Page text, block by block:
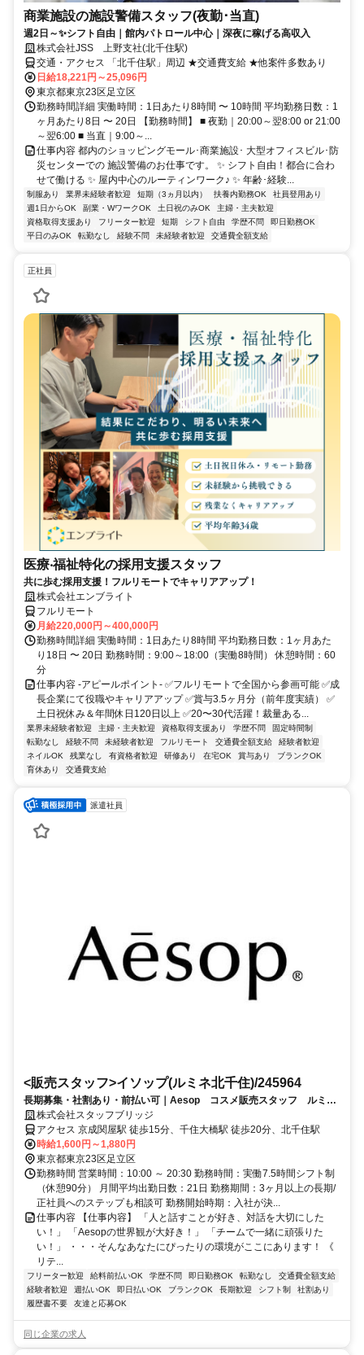
商業施設の施設警備スタッフ(夜勤･当直)
週2日～✨シフト自由｜館内パトロール中心｜深夜に稼げる高収入
株式会社JSS 上野支社(北千住駅)
交通・アクセス 「北千住駅」周辺 ★交通費支給 ★他案件多数あり
日給18,221円～25,096円
東京都東京23区足立区
勤務時間詳細 実働時間：1日あたり8時間 〜 10時間 平均勤務日数：1
ヶ月あたり8日 〜 20日 【勤務時間】 ■ 夜勤｜20:00～翌8:00 or 21:00
～翌6:00 ■ 当直｜9:00～...
仕事内容 都内のショッピングモール･商業施設･ 大型オフィスビル･防
災センターでの 施設警備のお仕事です。 ✨ シフト自由！都合に合わ
せて働ける ✨ 屋内中心のルーティンワーク♪ ✨ 年齢･経験...
制服あり 業界未経験者歓迎 短期（3ヵ月以内） 扶養内勤務OK
社員登用あり
週1日からOK
副業・WワークOK 土日祝のみOK
主婦・主夫歓迎
資格取得支援あり
フリーター歓迎 短期 シフト自由 学歴不問
即日勤務OK
平日のみOK
転勤なし 経験不問 未経験者歓迎 交通費全額支給
正社員
医療‧福祉特化の採用支援スタッフ
共に歩む採用支援！フルリモートでキャリアアップ！
株式会社エンブライト
フルリモート
月給220,000円～400,000円
勤務時間詳細 実働時間：1日あたり8時間 平均勤務日数：1ヶ月あた
り18日 〜 20日 勤務時間：9:00～18:00（実働8時間） 休憩時間：60
分
仕事内容 -アピールポイント- ✅フルリモートで全国から参画可能 ✅成
長企業にて役職やキャリアアップ ✅賞与3.5ヶ月分（前年度実績） ✅
土日祝休み＆年間休日120日以上 ✅20〜30代活躍！裁量ある...
業界未経験者歓迎 主婦・主夫歓迎 資格取得支援あり 学歴不問
固定時間制
転勤なし
経験不問 未経験者歓迎 フルリモート 交通費全額支給
経験者歓迎
ネイルOK
残業なし 有資格者歓迎 研修あり 在宅OK 賞与あり
ブランクOK
育休あり
交通費支給
派遣社員
<販売スタッフ>イソップ(ルミネ北千住)/245964
長期募集・社割あり・前払い可｜Aesop コスメ販売スタッフ ルミネ
北千住（交通費全額支給）
株式会社スタッフブリッジ
アクセス 京成関屋駅 徒歩15分、千住大橋駅 徒歩20分、北千住駅
時給1,600円～1,880円
東京都東京23区足立区
勤務時間 営業時間：10:00 ～ 20:30 勤務時間：実働7.5時間シフト制
（休憩90分） 月間平均出勤日数：21日 勤務期間：3ヶ月以上の長期/
正社員へのステップも相談可 勤務開始時期：入社が決...
仕事内容 【仕事内容】 「人と話すことが好き、対話を大切にした
い！」 「Aesopの世界観が大好き！」 「チームで一緒に頑張りた
い！」 ・・・そんなあなたにぴったりの環境がここにあります！ 《
リテ...
フリーター歓迎 給料前払いOK 学歴不問 即日勤務OK 転勤なし
交通費全額支給
経験者歓迎
週払いOK 即日払いOK ブランクOK 長期歓迎 シフト制
社割あり
履歴書不要
友達と応募OK
同じ企業の求人